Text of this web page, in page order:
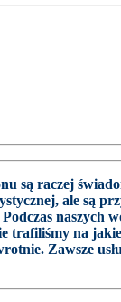
są raczej
ale są
naszych
trafiliśmy na
Zawsze